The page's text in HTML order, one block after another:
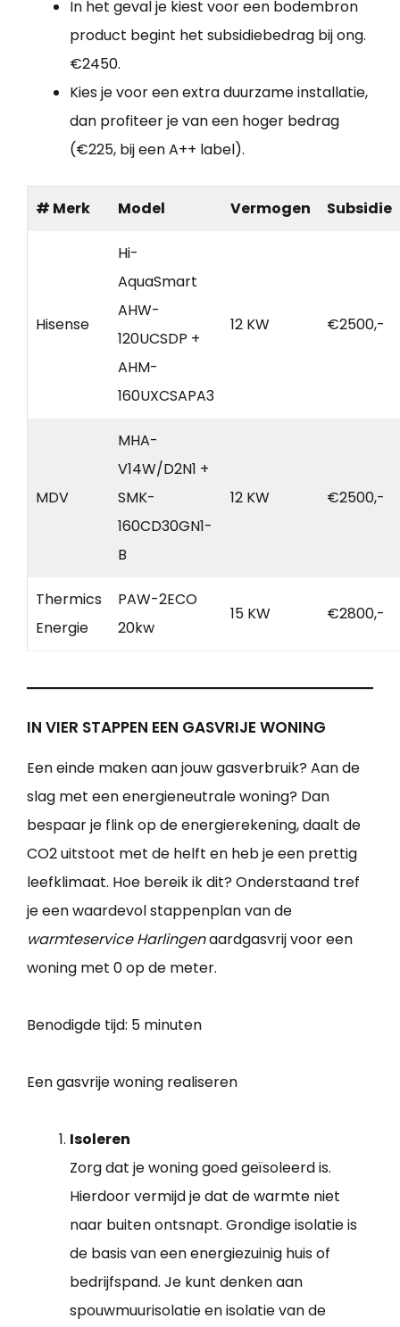
In het geval je kiest voor een bodembron
product begint het subsidiebedrag bij ong.
€2450.
Kies je voor een extra duurzame installatie,
dan profiteer je van een hoger bedrag
(€225, bij een A++ label).
# Merk Model Vermogen Subsidie
Hisense
Hi-
AquaSmart
AHW-
120UCSDP +
AHM-
160UXCSAPA3
12 KW €2500,-
MDV
MHA-
V14W/D2N1 +
SMK-
160CD30GN1-
B
12 KW €2500,-
Thermics
Energie
PAW-2ECO
20kw
15 KW €2800,-
IN VIER STAPPEN EEN GASVRIJE WONING
Een einde maken aan jouw gasverbruik? Aan de
slag met een energieneutrale woning? Dan
bespaar je flink op de energierekening, daalt de
CO2 uitstoot met de helft en heb je een prettig
leefklimaat. Hoe bereik ik dit? Onderstaand tref
je een waardevol stappenplan van de
warmteservice Harlingenaardgasvrij voor een
woning met 0 op de meter.
Benodigde tijd: 5 minuten
Een gasvrije woning realiseren
Isoleren
Zorg dat je woning goed geïsoleerd is.
Hierdoor vermijd je dat de warmte niet
naar buiten ontsnapt. Grondige isolatie is
de basis van een energiezuinig huis of
bedrijfspand. Je kunt denken aan
spouwmuurisolatie en isolatie van de